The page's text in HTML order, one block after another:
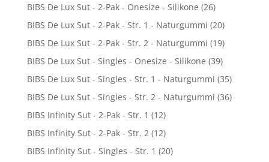
BIBS De Lux Sut - 2-Pak - Onesize - Silikone (26)
BIBS De Lux Sut - 2-Pak - Str. 1 - Naturgummi (20)
BIBS De Lux Sut - 2-Pak - Str. 2 - Naturgummi (19)
BIBS De Lux Sut - Singles - Onesize - Silikone (39)
BIBS De Lux Sut - Singles - Str. 1 - Naturgummi (35)
BIBS De Lux Sut - Singles - Str. 2 - Naturgummi (36)
BIBS Infinity Sut - 2-Pak - Str. 1 (12)
BIBS Infinity Sut - 2-Pak - Str. 2 (12)
BIBS Infinity Sut - Singles - Str. 1 (20)